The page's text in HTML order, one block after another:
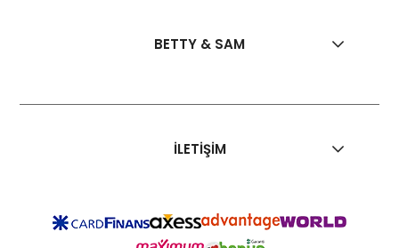
BETTY & SAM
İLETİŞİM